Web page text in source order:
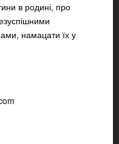
в родині, про
намацати їх у